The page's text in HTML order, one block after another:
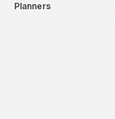
Planners